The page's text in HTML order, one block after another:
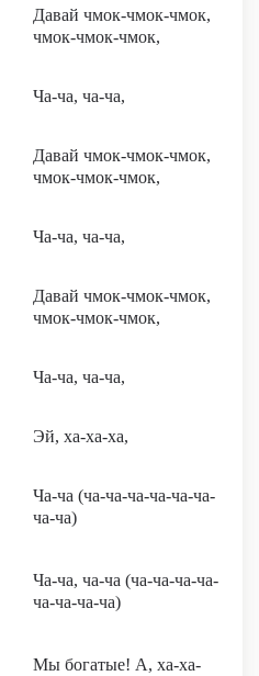
Давай чмок-чмок-чмок,
чмок-чмок-чмок,
Ча-ча, ча-ча,
Давай чмок-чмок-чмок,
чмок-чмок-чмок,
Ча-ча, ча-ча,
Давай чмок-чмок-чмок,
чмок-чмок-чмок,
Ча-ча, ча-ча,
Эй, ха-ха-ха,
Ча-ча (ча-ча-ча-ча-ча-ча-
ча-ча)
Ча-ча, ча-ча (ча-ча-ча-ча-
ча-ча-ча-ча)
Мы богатые! А, ха-ха-